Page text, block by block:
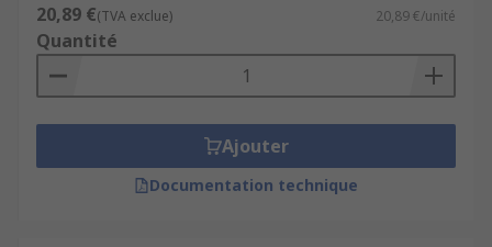
20,89 €(TVA exclue) 20,89 €/unité
Quantité
Ajouter
Documentation technique